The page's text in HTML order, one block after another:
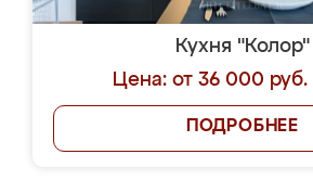
Кухня "Колор"
Цена: от 36 000 руб.
ПОДРОБНЕЕ